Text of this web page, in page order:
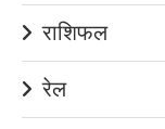
राशिफल
रेल